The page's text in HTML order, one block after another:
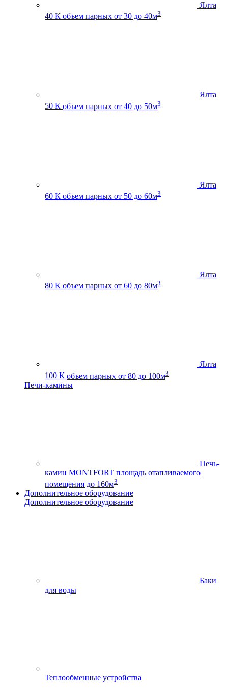
Ялта
40 К объем парных от 30 до 40м3
Ялта
50 К объем парных от 40 до 50м3
Ялта
60 К объем парных от 50 до 60м3
Ялта
80 К объем парных от 60 до 80м3
Ялта
100 К объем парных от 80 до 100м3
Печи-камины
Печь-
камин MONTFORT площадь отапливаемого
помещения до 160м3
Дополнительное оборудование
Дополнительное оборудование
Баки
для воды
Теплообменные устройства